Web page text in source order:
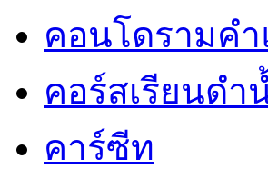
คอนโดรามคำ
คอร์สเรียนดำ
คาร์ซีท